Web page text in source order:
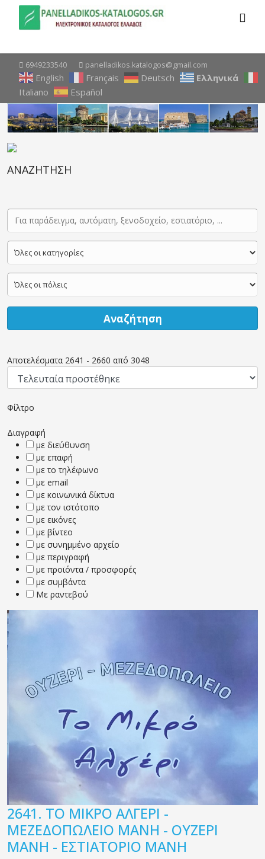
6949233540 panelladikos.katalogos@gmail.com
English Français Deutsch
Ελληνικά
Italiano
Español
ΑΝΑΖΗΤΗΣΗ
Αναζήτηση
Αποτελέσματα 2641 - 2660 από 3048
Φίλτρο
Διαγραφή
με διεύθυνση
με επαφή
με το τηλέφωνο
με email
με κοινωνικά δίκτυα
με τον ιστότοπο
με εικόνες
με βίντεο
με συνημμένο αρχείο
με περιγραφή
με προϊόντα / προσφορές
με συμβάντα
Με ραντεβού
2641. ΤΟ ΜΙΚΡΟ ΑΛΓΕΡΙ -
ΜΕΖΕΔΟΠΩΛΕΙΟ ΜΑΝΗ - ΟΥΖΕΡΙ
ΜΑΝΗ - ΕΣΤΙΑΤΟΡΙΟ ΜΑΝΗ